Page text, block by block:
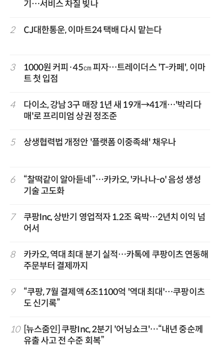
기…서비스 차질 빚나
2 CJ대한통운, 이마트24 택배 다시 맡는다
3
1000원 커피·45㎝ 피자…트레이더스 'T-카페', 이마
트 첫 입점
4
다이소, 강남 3구 매장 1년 새 19개→41개…'박리다
매'로 프리미엄 상권 정조준
5 상생협력법 개정안 '플랫폼 이중족쇄' 채우나
6
“찰떡같이 알아듣네”…카카오, '카나나-o' 음성 생성
기술 고도화
7
쿠팡Inc, 상반기 영업적자 1.2조 육박…2년치 이익 넘
어서
8
카카오, 역대 최대 분기 실적…카톡에 쿠팡이츠 연동해
주문부터 결제까지
9
“쿠팡, 7월 결제액 6조1100억 '역대 최대'…쿠팡이츠
도 신기록”
10
[뉴스줌인] 쿠팡Inc, 2분기 '어닝쇼크'…“내년 중순께
유출 사고 전 수준 회복”